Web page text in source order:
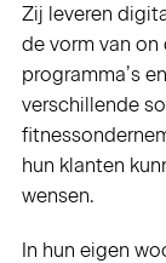
Zij leveren
de vorm van on
programma’s
verschillende
hun klanten
wensen.
In hun eigen